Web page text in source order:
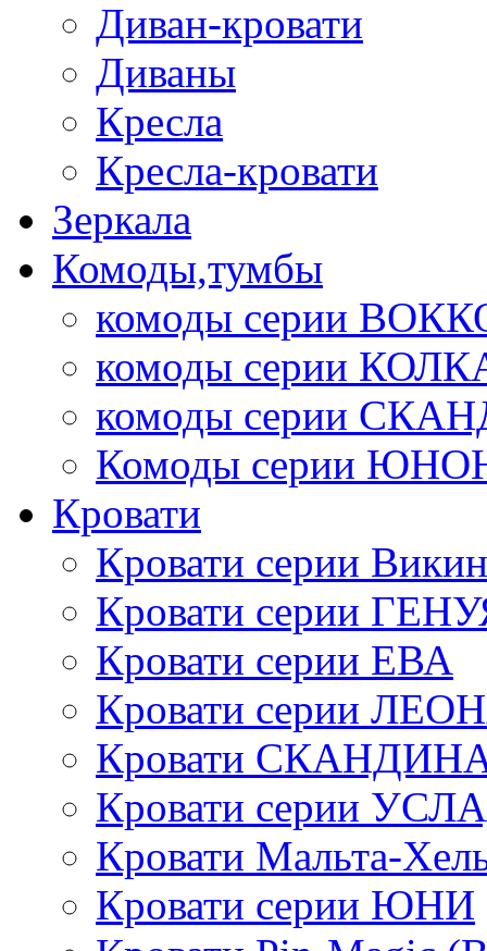
Диван-кровати
Диваны
Кресла
Кресла-кровати
Зеркала
Комоды,тумбы
комоды серии
комоды серии
комоды серии
Комоды серии
Кровати
Кровати серии
Кровати серии
Кровати серии ЕВА
Кровати серии
Кровати
Кровати серии
Кровати Мальта-
Кровати серии ЮНИ